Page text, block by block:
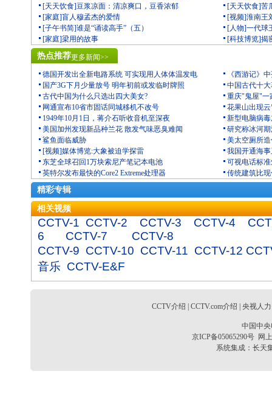
[天天饮食]豆浆凉面：清凉爽口，豆香浓郁
[天天饮食]苦
[家庭]盲人穆孟杰的爱情
[视频]淮南王
[子午书简]谁是“诵读高手”（五）
[人物]一代球
[家庭]梁用的故事
[科技博览]揭
热点推荐更多新闻>>
德国开发出全新电路系统 可实现用人体体温发电
《西游记》
国产3G下月少量放号 明年初前或发临时牌照
中国古代十
古代中国为什么只选出四大美女?
重庆"鬼屋"一
网通宣布10省市固话同城移机不改号
花果山出现
1949年10月1日，蒋介石听收音机至深夜
新型电脑病
美国加州发现新品种兰花 散发气味恶臭难闻
研究称冰河
鲨鱼面临威胁
美太空厕所
[视频]媒体博览:大象被迫学探雷
我国开通海
东芝全球召回1万块索尼产笔记本电池
可视电话标
英特尔发布最快的Core2 Extreme处理器
传统建筑比
精彩专辑
相关视频
CCTV-1 CCTV-2 CCTV-3 CCTV-4
6
CCTV-7
CCTV-8
CCTV-9 CCTV-10 CCTV-11 CCTV-12
音乐 CCTV-E&F
CCTV介绍 CCTV.com介绍 央视人
中国中
京ICP备05065290号 网
系统集成： 长天